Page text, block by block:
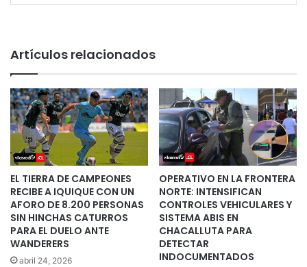
Artículos relacionados
EL TIERRA DE CAMPEONES
RECIBE A IQUIQUE CON UN
AFORO DE 8.200 PERSONAS
SIN HINCHAS CATURROS
PARA EL DUELO ANTE
WANDERERS
abril 24, 2026
OPERATIVO EN LA FRONTERA
NORTE: INTENSIFICAN
CONTROLES VEHICULARES Y
SISTEMA ABIS EN
CHACALLUTA PARA
DETECTAR
INDOCUMENTADOS